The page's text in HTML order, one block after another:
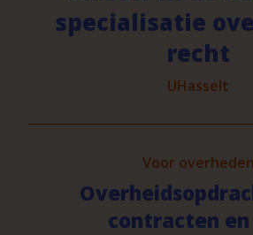
specialisatie
recht
UHasselt
Voor overheden
contracten en